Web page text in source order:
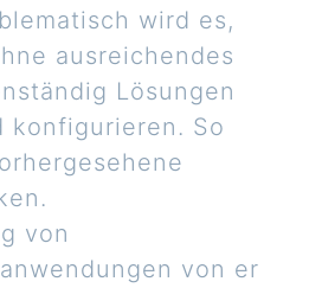
wird es,
ausreichendes
Lösungen
konfigurieren. So
von
von er